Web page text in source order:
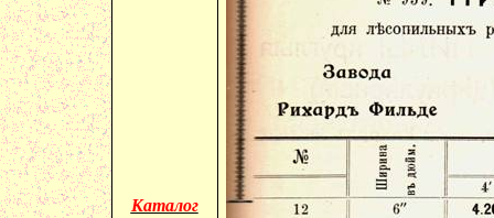
Каталог